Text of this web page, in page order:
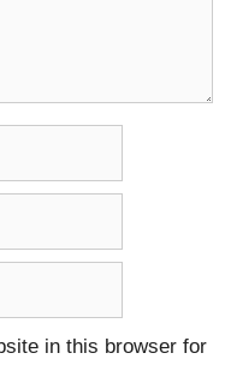
in this browser for